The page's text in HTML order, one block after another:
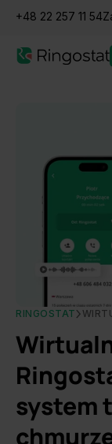
+48 22 257 11 54
RINGOSTAT
system